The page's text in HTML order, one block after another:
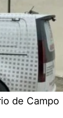
de Campo